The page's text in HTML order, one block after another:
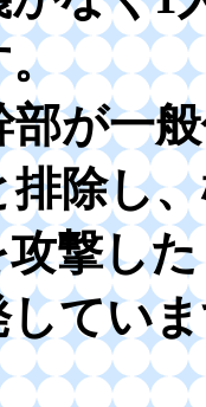
が一
除し
撃し
てい